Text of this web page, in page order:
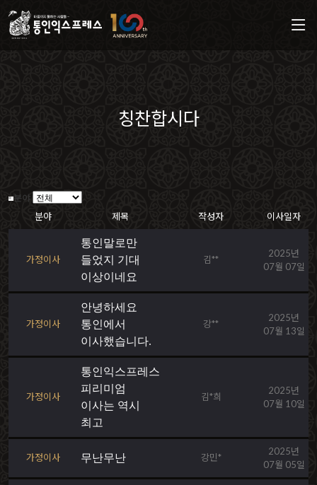
칭찬합시다
분야
분야 제목 작성자 이사일자
가정이사
통인말로만
들었지 기대
이상이네요
김**
2025년
07월 07일
가정이사
안녕하세요
통인에서
이사했습니다.
강**
2025년
07월 13일
가정이사
통인익스프레스
피리미엄
이사는 역시
최고
김*희
2025년
07월 10일
가정이사 무난무난 강민*
2025년
07월 05일